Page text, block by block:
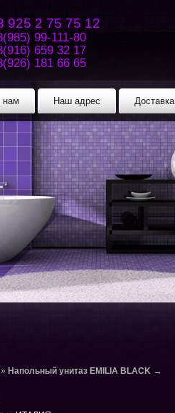
нам Наш адрес Доставка
925 2 75 75 12
99-111-80
659 32 17
181 66 65
» Напольный унитаз EMILIA BLACK →